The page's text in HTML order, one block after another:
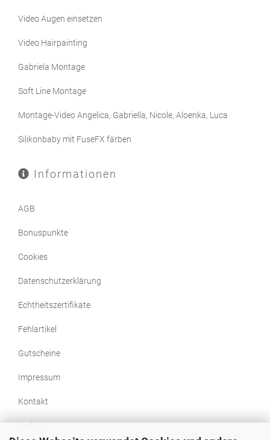
Video Augen einsetzen
Video Hairpainting
Gabriela Montage
Soft Line Montage
Montage-Video Angelica, Gabriella, Nicole, Aloenka, Luca
Silikonbaby mit FuseFX färben
Informationen
AGB
Bonuspunkte
Cookies
Datenschutzerklärung
Echtheitszertifikate
Fehlartikel
Gutscheine
Impressum
Kontakt
Preise